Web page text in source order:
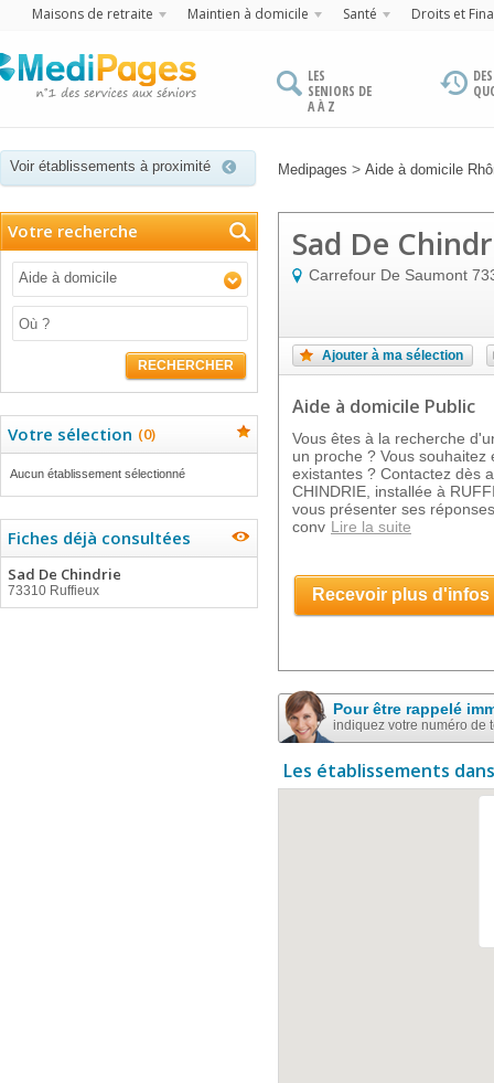
Maisons de retraite Maintien à domicile Santé Droits et
LES
SENIORS DE
A À Z
Voir établissements à proximité Medipages > Aide à domicile
Votre recherche
Aide à domicile
RECHERCHER
Votre sélection (0)
Aucun établissement sélectionné
Fiches déjà consultées
Sad De Chindrie
73310 Ruffieux
Sad De
Carrefour De Saumont
Ajouter à ma sélection
Aide à domicile Public
Vous êtes à la recherche
un proche ? Vous
existantes ? Contactez dès
CHINDRIE, installée à
vous présenter ses
conv Lire la suite
Recevoir plus d'infos
Pour être rappelé
indiquez votre numéro de
Les établissements